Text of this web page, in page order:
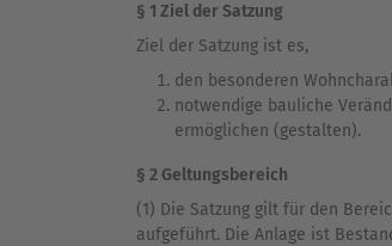
§ 1 Ziel der Satzung
Ziel der Satzung ist es,
den besonderen
notwendige bauliche
ermöglichen (gestalten).
§ 2 Geltungsbereich
(1) Die Satzung gilt für den
aufgeführt. Die Anlage ist